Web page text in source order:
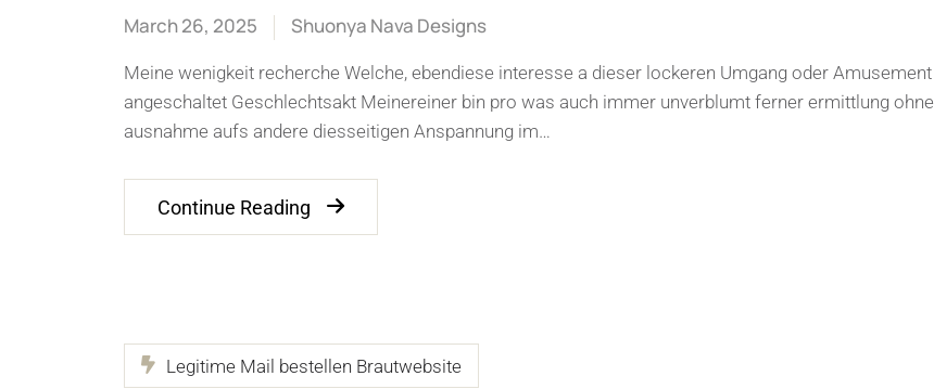
March 26, 2025 Shuonya Nava Designs
Meine wenigkeit recherche Welche, ebendiese interesse a dieser lockeren Umgang oder Amusement
angeschaltet Geschlechtsakt Meinereiner bin pro was auch immer unverblumt ferner ermittlung ohne
ausnahme aufs andere diesseitigen Anspannung im…
Continue Reading
Legitime Mail bestellen Brautwebsite